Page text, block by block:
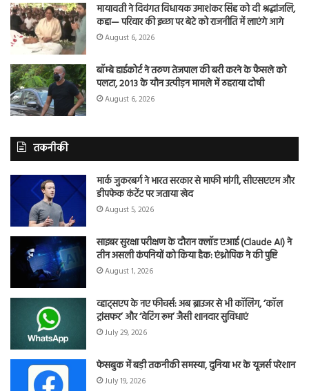
मायावती ने दिवंगत विधायक उमाशंकर सिंह को दी श्रद्धांजलि,
कहा— परिवार की इच्छा पर बेटे को राजनीति में लाएंगे आगे
August 6, 2026
बॉम्बे हाईकोर्ट ने तरुण तेजपाल की बरी करने के फैसले को
पलटा, 2013 के यौन उत्पीड़न मामले में ठहराया दोषी
August 6, 2026
तकनीकी
मार्क जुकरबर्ग ने भारत सरकार से माफी मांगी, सीएसएएम और
डीपफेक कंटेंट पर जताया खेद
August 5, 2026
साइबर सुरक्षा परीक्षण के दौरान क्लॉड एआई (Claude AI) ने
तीन असली कंपनियों को किया हैक: एंथ्रोपिक ने की पुष्टि
August 1, 2026
व्हाट्सएप के नए फीचर्स: अब ब्राउजर से भी कॉलिंग, ‘कॉल
ट्रांसफर’ और ‘वेटिंग रूम’ जैसी शानदार सुविधाएं
July 29, 2026
फेसबुक में बड़ी तकनीकी समस्या, दुनिया भर के यूजर्स परेशान
July 19, 2026